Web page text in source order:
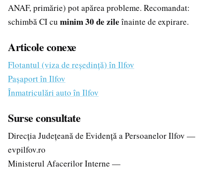
ANAF, primărie) pot apărea probleme. Recomandat:
schimbă CI cu minim 30 de zile înainte de expirare.
Articole conexe
Flotantul (viza de reședință) în Ilfov
Pașaport în Ilfov
Înmatriculări auto în Ilfov
Surse consultate
Direcția Județeană de Evidență a Persoanelor Ilfov —
evpilfov.ro
Ministerul Afacerilor Interne —